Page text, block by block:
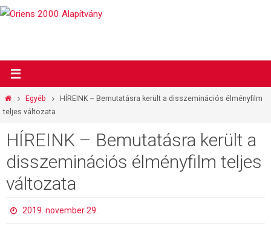
Megszakítás
OtthonEgyéb
HÍREINK – Bemutatásra került a disszeminációs élményfilm
teljes változata
HÍREINK – Bemutatásra került a
disszeminációs élményfilm teljes
változata
2019. november 29.